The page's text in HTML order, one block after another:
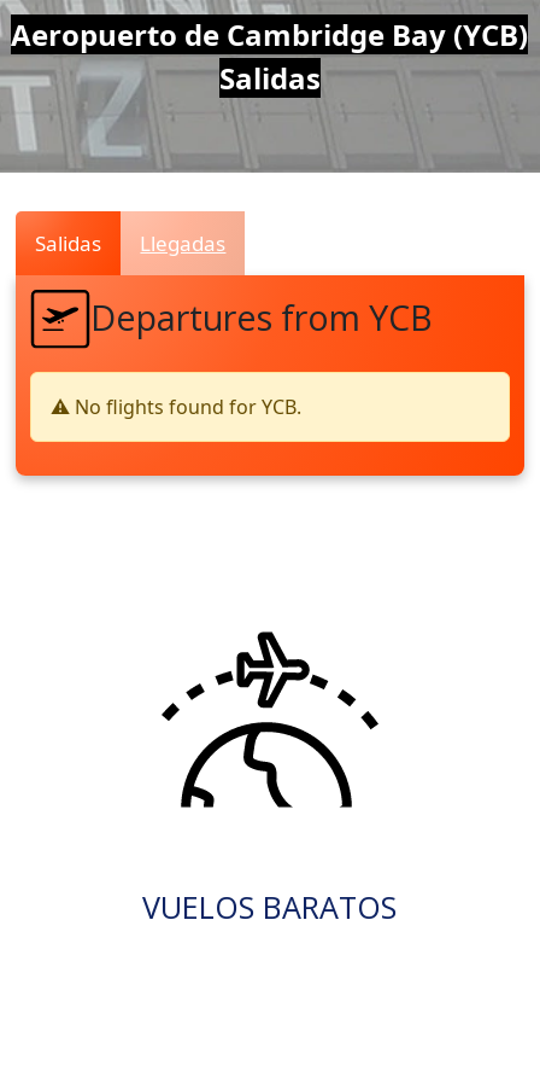
Air
Traffic
Live
Aeropuerto de Cambridge Bay (YCB)
Salidas
Salidas Llegadas
Departures from YCB
⚠️ No flights found for YCB.
VUELOS BARATOS